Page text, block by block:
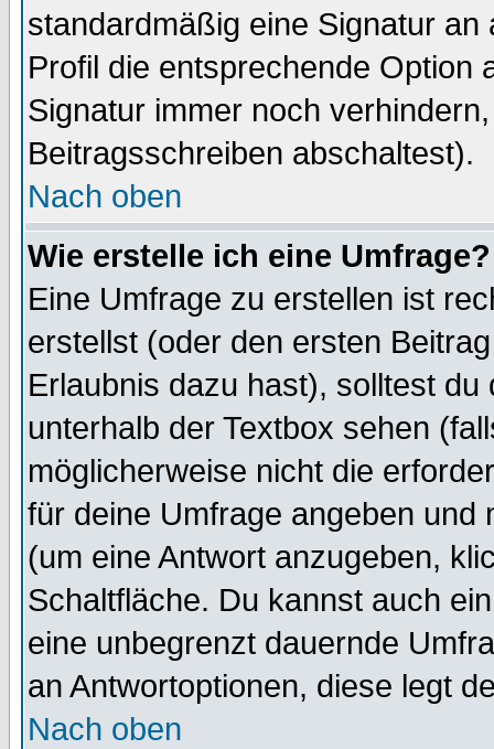
standardmäßig eine Signatur
Profil die entsprechende Option
Signatur immer noch
Beitragsschreiben abschaltest).
Nach oben
Wie erstelle ich eine Umfrage?
Eine Umfrage zu erstellen ist
erstellst (oder den ersten
Erlaubnis dazu hast), solltest
unterhalb der Textbox sehen
möglicherweise nicht die
für deine Umfrage angeben und
(um eine Antwort anzugeben,
Schaltfläche. Du kannst auch
eine unbegrenzt dauernde
an Antwortoptionen, diese legt
Nach oben